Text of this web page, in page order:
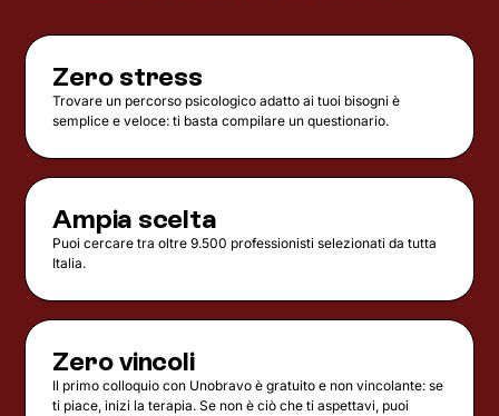
Zero stress
Trovare un percorso psicologico adatto ai tuoi bisogni è
semplice e veloce: ti basta compilare un questionario.
Ampia scelta
Puoi cercare tra oltre 9.500 professionisti selezionati da tutta
Italia.
Zero vincoli
Il primo colloquio con Unobravo è gratuito e non vincolante: se
ti piace, inizi la terapia. Se non è ciò che ti aspettavi, puoi